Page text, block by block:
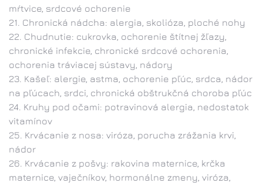
mŕtvice, srdcové ochorenie
Chronická nádcha: alergia, skolióza, ploché nohy
Chudnutie: cukrovka, ochorenie štítnej žľazy,
chronické infekcie, chronické srdcové ochorenia,
ochorenia tráviacej sústavy, nádory
Kašeľ: alergie, astma, ochorenie pľúc, srdca, nádor
na pľúcach, srdci, chronická obštrukčná choroba pľúc
Kruhy pod očami: potravinová alergia, nedostatok
vitamínov
Krvácanie z nosa: viróza, porucha zrážania krvi,
nádor
Krvácanie z pošvy: rakovina maternice, krčka
maternice, vaječníkov, hormonálne zmeny, viróza,